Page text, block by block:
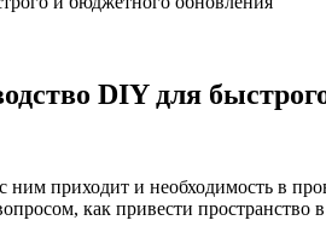
DIY для
приходит и необходимость в
как привести пространство